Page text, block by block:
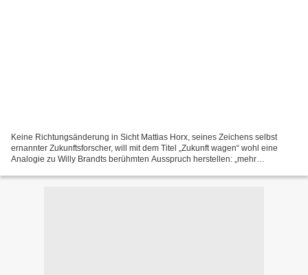
Keine Richtungsänderung in Sicht Mattias Horx, seines Zeichens selbst
ernannter Zukunftsforscher, will mit dem Titel „Zukunft wagen“ wohl eine
Analogie zu Willy Brandts berühmten Ausspruch herstellen: „mehr